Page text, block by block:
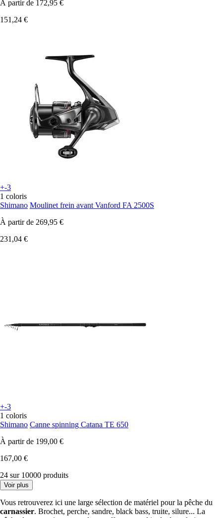
À partir de 172,95 €
151,24 €
+-3
1 coloris
Shimano Moulinet frein avant Vanford FA 2500S
À partir de 269,95 €
231,04 €
+-3
1 coloris
Shimano Canne spinning Catana TE 650
À partir de 199,00 €
167,00 €
24 sur 10000 produits
Voir plus
Vous retrouverez ici une large sélection de matériel pour la pêche du
carnassier. Brochet, perche, sandre, black bass, truite, silure... La